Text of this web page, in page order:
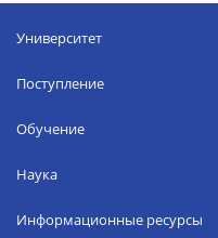
Университет
Поступление
Обучение
Наука
Информационные ресурсы